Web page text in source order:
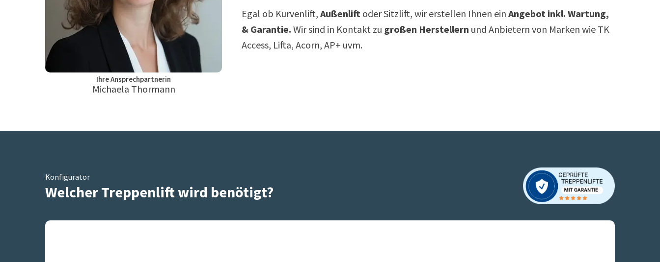
Ihre Ansprechpartnerin
Michaela Thormann
Egal ob Kurvenlift, Außenlift oder Sitzlift, wir erstellen Ihnen ein Angebot inkl. Wartung,
& Garantie. Wir sind in Kontakt zu großen Herstellern und Anbietern von Marken wie TK
Access, Lifta, Acorn, AP+ uvm.
Konfigurator
Welcher Treppenlift wird benötigt?